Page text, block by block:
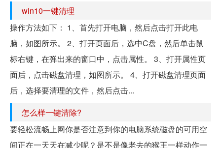
win10一键清理
操作方法如下： 1、首先打开电脑，然后点击打开此电
脑，如图所示。 2、打开页面后，选中C盘，然后单击鼠
标右键，在弹出来的窗口中，点击属性。 3、打开属性页
面后，点击磁盘清理，如图所示。 4、打开磁盘清理页面
后，选择要清理的文件，然后点击...
怎么样一键清除?
要轻松流畅上网你是否注意到你的电脑系统磁盘的可用空
间正在一天天在减少呢？是不是像老去的猴王一样动作一